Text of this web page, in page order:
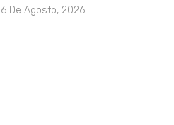
6 De Agosto, 2026